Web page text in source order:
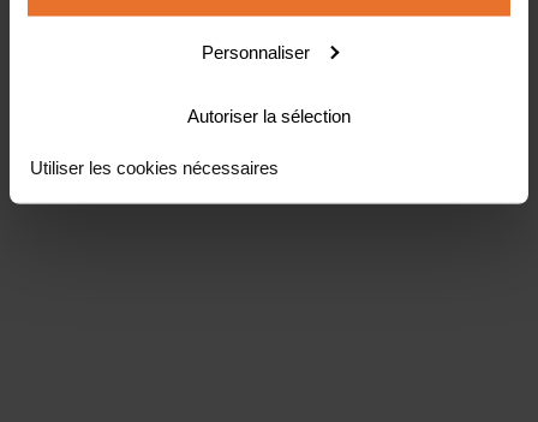
Personnaliser
Autoriser la sélection
Utiliser les cookies nécessaires